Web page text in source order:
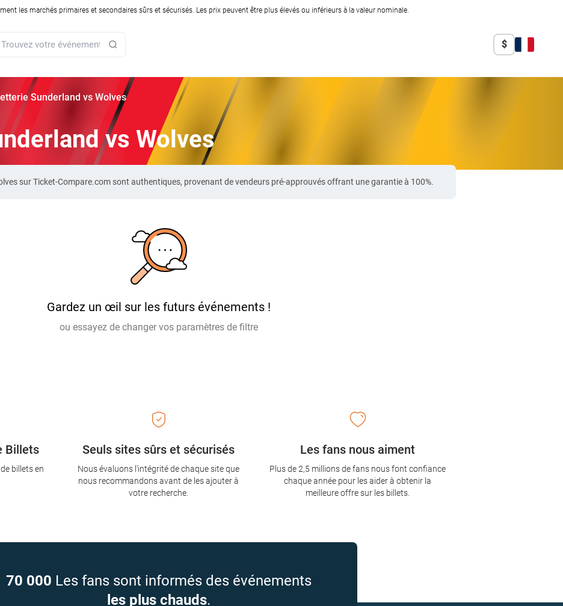
les marchés primaires et secondaires sûrs et sécurisés. Les prix peuvent être plus élevés ou inférieurs à la valeur nominale.
$
Sunderland vs Wolves
vs Wolves
sur Ticket-Compare.com sont authentiques, provenant de vendeurs pré-approuvés offrant une garantie à 100%.
Gardez un œil sur les futurs événements !
ou essayez de changer vos paramètres de filtre
Seuls sites sûrs et sécurisés
Nous évaluons l'intégrité de chaque site que
nous recommandons avant de les ajouter à
votre recherche.
Billets
billets en
Les fans nous aiment
Plus de 2,5 millions de fans nous font confiance
chaque année pour les aider à obtenir la
meilleure offre sur les billets.
70 000 Les fans sont informés des événements
les plus chauds.